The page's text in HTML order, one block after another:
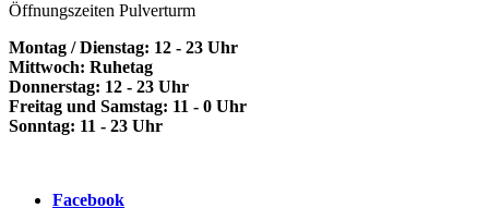
Öffnungszeiten Pulverturm
Montag / Dienstag: 12 - 23 Uhr
Mittwoch: Ruhetag
Donnerstag: 12 - 23 Uhr
Freitag und Samstag: 11 - 0 Uhr
Sonntag: 11 - 23 Uhr
Facebook